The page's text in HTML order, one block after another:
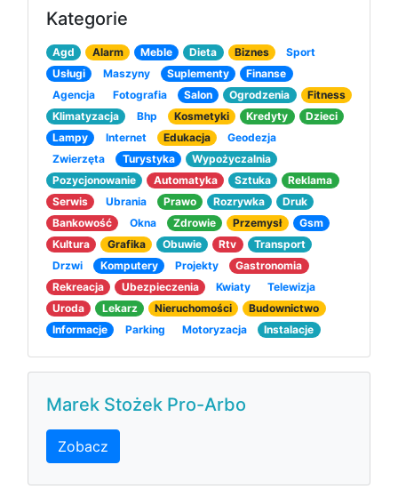
Kategorie
Agd Alarm Meble Dieta Biznes
Sport
Usługi
Maszyny Suplementy
Finanse
Agencja
Fotografia Salon Ogrodzenia
Fitness
Klimatyzacja
Bhp Kosmetyki Kredyty
Dzieci
Lampy
Internet Edukacja
Geodezja
Zwierzęta
Turystyka
Wypożyczalnia
Pozycjonowanie
Automatyka Sztuka
Reklama
Serwis
Ubrania Prawo Rozrywka
Druk
Bankowość
Okna Zdrowie Przemysł
Gsm
Kultura
Grafika Obuwie Rtv
Transport
Drzwi
Komputery Projekty
Gastronomia
Rekreacja
Ubezpieczenia Kwiaty
Telewizja
Uroda
Lekarz Nieruchomości
Budownictwo
Informacje
Parking Motoryzacja Instalacje
Marek Stożek Pro-Arbo
Zobacz